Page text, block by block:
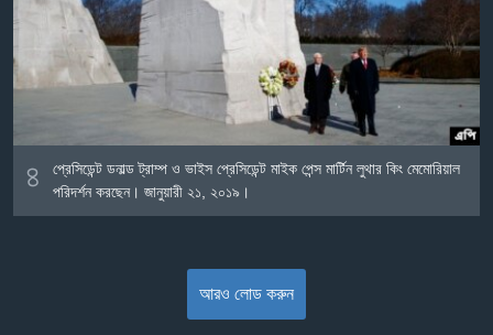
৪
প্রেসিডেন্ট ডনাল্ড ট্রাম্প ও ভাইস প্রেসিডেন্ট মাইক পেন্স মার্টিন লুথার কিং মেমোরিয়াল
পরিদর্শন করছেন। জানুয়ারী ২১, ২০১৯।
আরও লোড করুন